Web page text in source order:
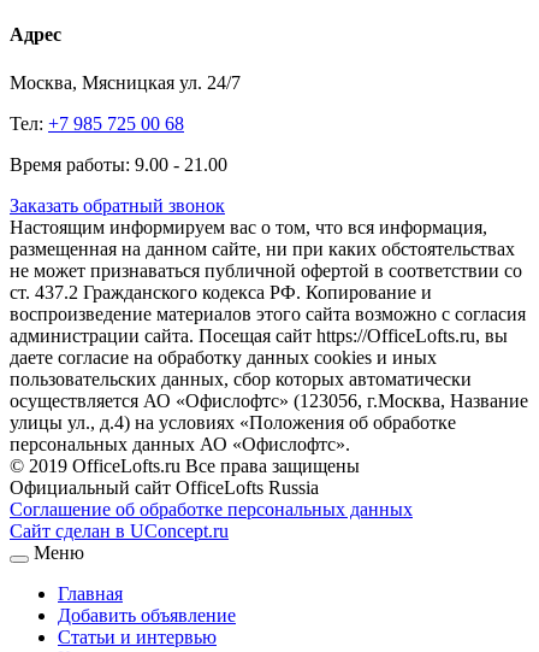
Адрес
Москва, Мясницкая ул. 24/7
Тел: +7 985 725 00 68
Время работы: 9.00 - 21.00
Заказать обратный звонок
Настоящим информируем вас о том, что вся информация,
размещенная на данном сайте, ни при каких обстоятельствах
не может признаваться публичной офертой в соответствии со
ст. 437.2 Гражданского кодекса РФ. Копирование и
воспроизведение материалов этого сайта возможно с согласия
администрации сайта. Посещая сайт https://OfficeLofts.ru, вы
даете согласие на обработку данных cookies и иных
пользовательских данных, сбор которых автоматически
осуществляется АО «Офислофтс» (123056, г.Москва, Название
улицы ул., д.4) на условиях «Положения об обработке
персональных данных АО «Офислофтс».
© 2019 OfficeLofts.ru Все права защищены
Официальный сайт OfficeLofts Russia
Соглашение об обработке персональных данных
Сайт сделан в UConcept.ru
Меню
Главная
Добавить объявление
Статьи и интервью